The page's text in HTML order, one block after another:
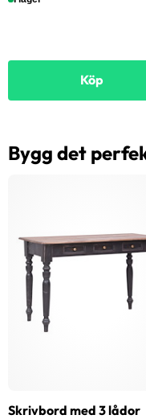
Köp
Bygg det
Skrivbord med 3 lådor